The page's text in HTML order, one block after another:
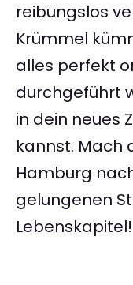
reibungslos
Krümmel
alles perfekt
durchgeführt
in dein neues
kannst. Mach
Hamburg
gelungenen
Lebenskapitel!